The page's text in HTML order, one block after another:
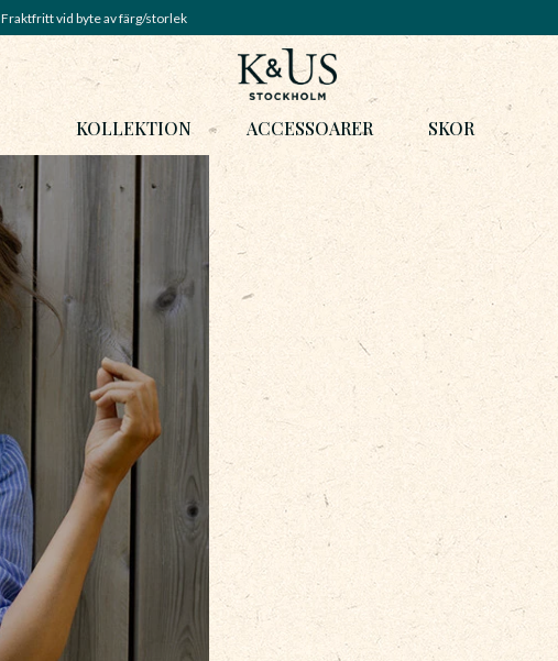
Fraktfritt vid byte av färg/storlek
KOLLEKTION ACCESSOARER SKOR